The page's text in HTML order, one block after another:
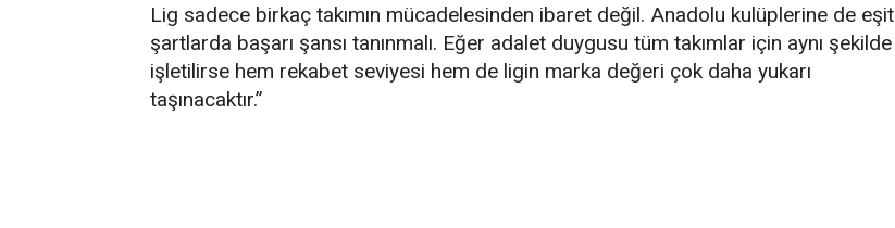
Lig sadece birkaç takımın mücadelesinden ibaret değil. Anadolu kulüplerine de eşit
şartlarda başarı şansı tanınmalı. Eğer adalet duygusu tüm takımlar için aynı şekilde
işletilirse hem rekabet seviyesi hem de ligin marka değeri çok daha yukarı
taşınacaktır.”